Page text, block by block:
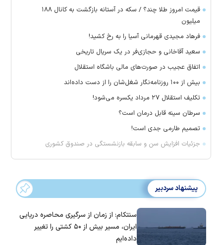
قیمت امروز طلا چند؟ / سکه در آستانه بازگشت به کانال ۱۸۸
میلیون
فرهاد مجیدی قهرمانی آسیا را به رخ کشید!
سعید آقاخانی و حجازی‌فر در یک سریال تاریخی
اتفاق عجیب در صورت‌های مالی باشگاه استقلال
بیش از ۱۰۰ روزنامه‌نگار شغل‌شان را از دست داده‌اند
تکلیف استقلال ۲۷ مرداد یکسره می‌شود!
سرطان سینه قابل درمان است؟
تصمیم طارمی جدی است!
جزئیات افزایش سن و سابقه بازنشستگی در صندوق کشوری
پیشنهاد سردبیر
سنتکام: از زمان از سرگیری محاصره دریایی
ایران، مسیر بیش از ۵۰ کشتی را تغییر
داده‌ایم